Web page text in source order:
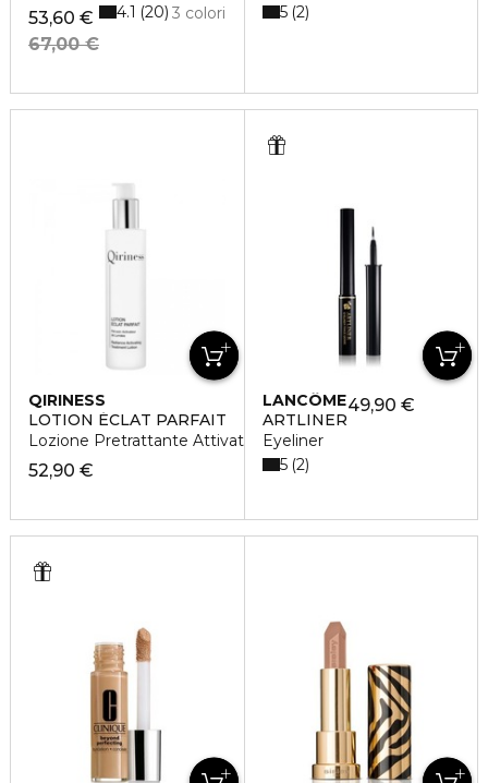
53,60 €
67,00 €
3 colori
4.1 20 5 2
QIRINESS
LOTION ÉCLAT PARFAIT
Lozione Pretrattante Attivatrice di Luminosità
52,90 €
LANCÔME
ARTLINER
Eyeliner
49,90 €
5 2